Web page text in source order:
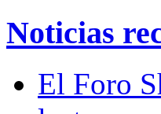
Noticias
El Foro